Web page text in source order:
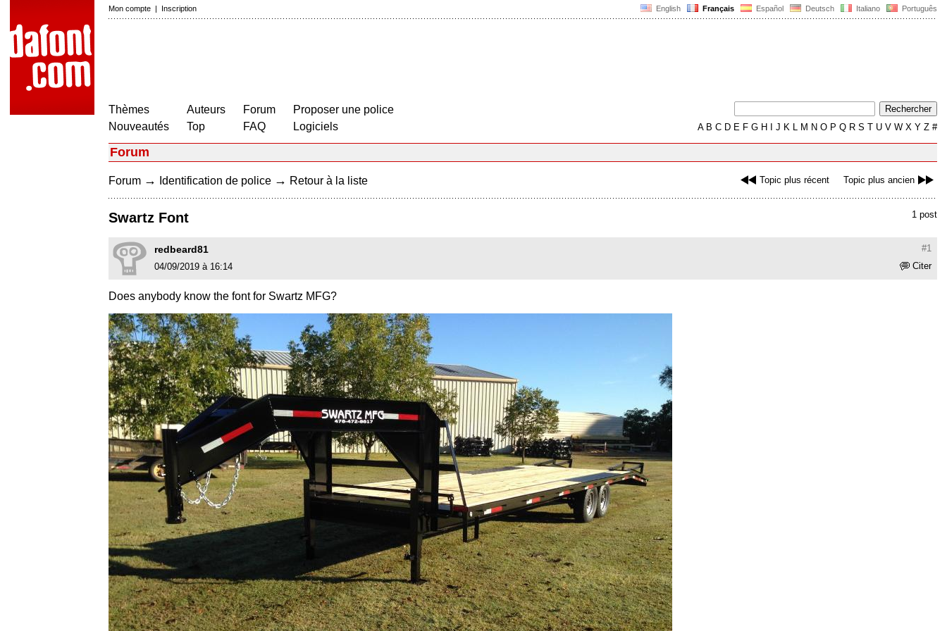
English Français Español Deutsch Italiano Português
Mon compte | Inscription
Thèmes
Nouveautés
Auteurs
Top
Forum
FAQ
Proposer une police
Logiciels
AB C D E F G H J K L M N O P Q R S T U V W X Y Z #
Forum
Topic plus récent Topic plus ancien
Forum → Identification de police → Retour à la liste
1 post
Swartz Font
#1
redbeard81
Citer
04/09/2019 à 16:14
Does anybody know the font for Swartz MFG?